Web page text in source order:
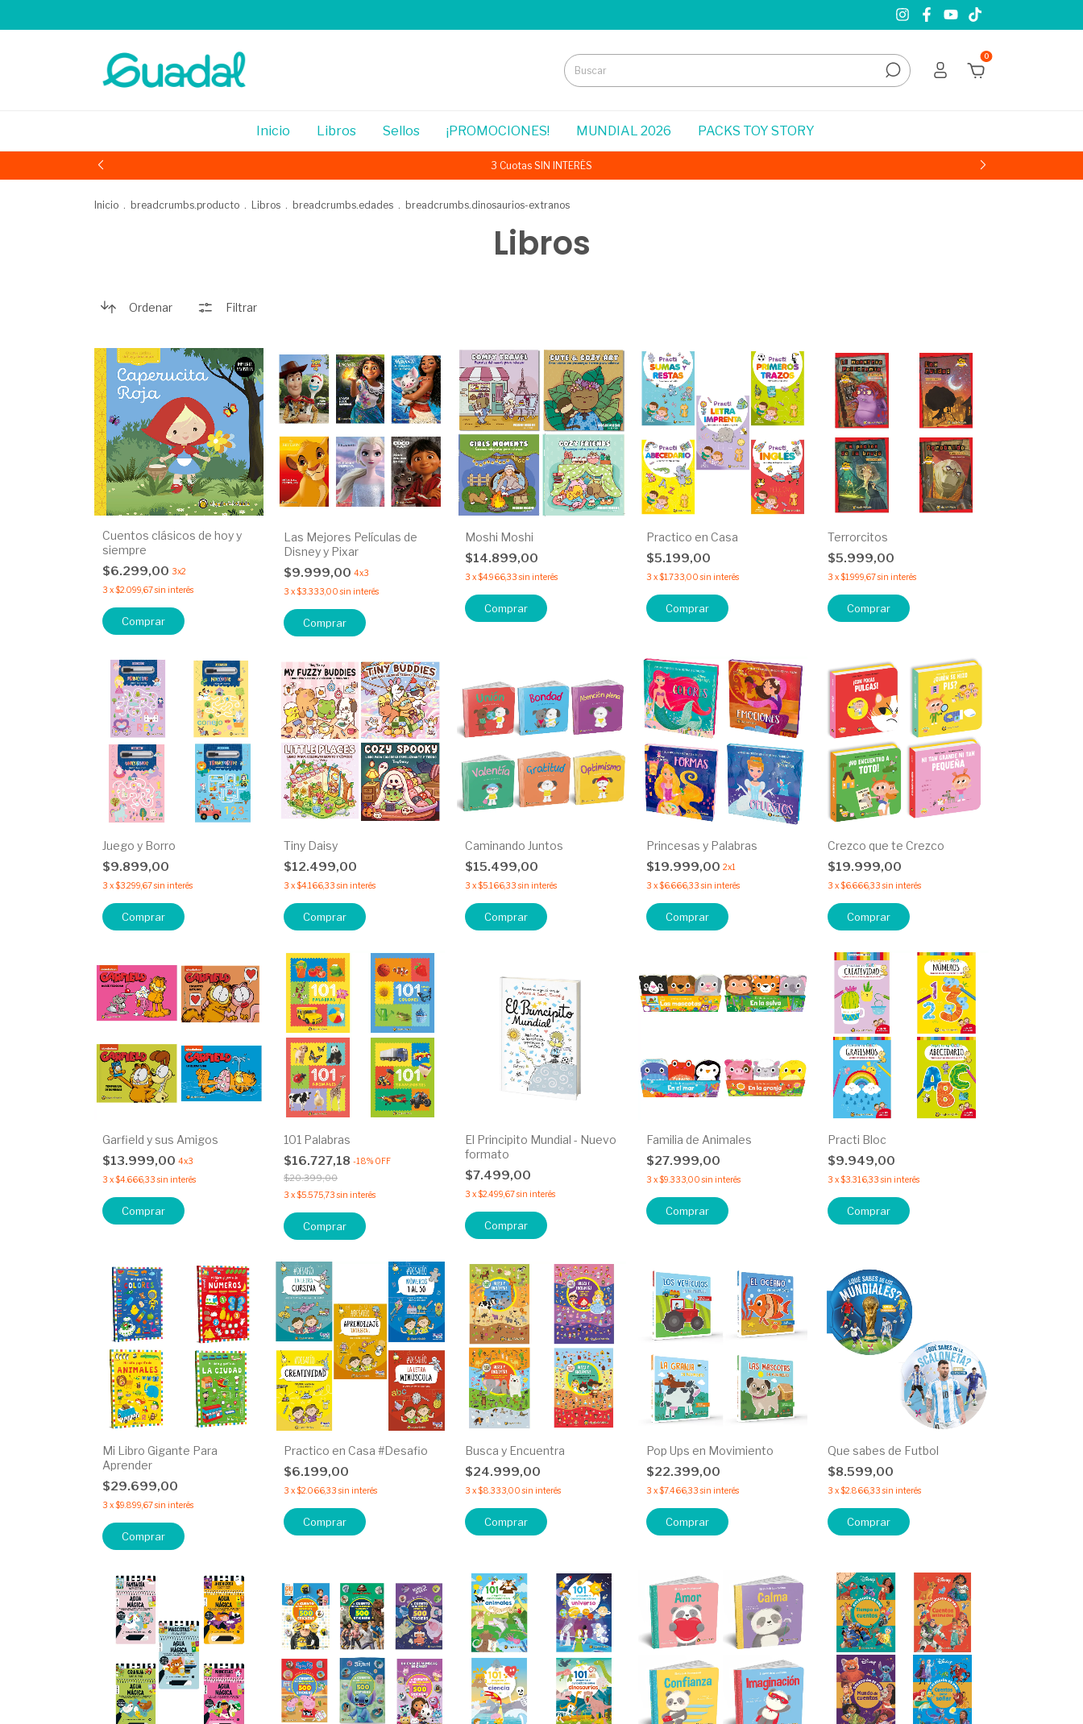
0
Inicio Libros Sellos ¡PROMOCIONES! MUNDIAL 2026 PACKS TOY STORY
3 Cuotas SIN INTERÉS
Inicio . breadcrumbs.producto . Libros . breadcrumbs.edades . breadcrumbs.dinosaurios-extranos
Libros
Ordenar Filtrar
Cuentos clásicos de hoy y
siempre
$6.299,00 3x2
3 x$2.099,67sin interés
Comprar
Las Mejores Películas de
Disney y Pixar
$9.999,00 4x3
3 x$3.333,00 sin interés
Comprar
Moshi Moshi
$14.899,00
3 x$4.966,33 sin interés
Comprar
Practico en Casa
$5.199,00
3 x$1.733,00 sin interés
Comprar
Terrorcitos
$5.999,00
3 x$1.999,67sin interés
Comprar
Juego y Borro
$9.899,00
3 x$3.299,67sin interés
Comprar
Tiny Daisy
$12.499,00
3 x$4.166,33 sin interés
Comprar
Caminando Juntos
$15.499,00
3 x$5.166,33 sin interés
Comprar
Princesas y Palabras
$19.999,00 2x1
3 x$6.666,33 sin interés
Comprar
Crezco que te Crezco
$19.999,00
3 x$6.666,33 sin interés
Comprar
Garfield y sus Amigos
$13.999,00 4x3
3 x$4.666,33 sin interés
Comprar
101 Palabras
$16.727,18 -18% OFF
$20.399,00
3 x$5.575,73 sin interés
Comprar
El Principito Mundial - Nuevo
formato
$7.499,00
3 x$2.499,67sin interés
Familia de Animales
$27.999,00
3 x$9.333,00 sin interés
Comprar
Practi Bloc
$9.949,00
3 x$3.316,33 sin interés
Comprar
Mi Libro Gigante Para
Aprender
$29.699,00
3 x$9.899,67sin interés
Comprar
Practico en Casa #Desafio
$6.199,00
3 x$2.066,33 sin interés
Comprar
Busca y Encuentra
$24.999,00
3 x$8.333,00 sin interés
Comprar
Pop Ups en Movimiento
$22.399,00
3 x$7.466,33 sin interés
Comprar
Que sabes de Futbol
$8.599,00
3 x$2.866,33 sin interés
Comprar